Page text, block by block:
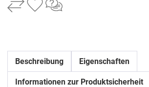
Beschreibung Eigenschaften
Informationen zur Produktsicherheit